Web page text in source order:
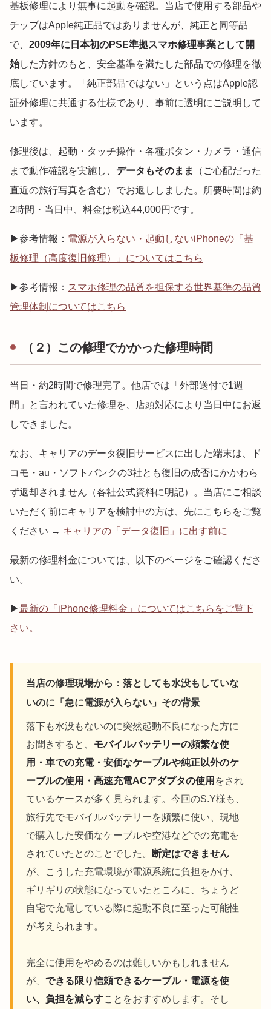
基板修理により無事に起動を確認。当店で使用する部品や
チップはApple純正品ではありませんが、純正と同等品
で、 2009年に日本初のPSE準拠スマホ修理事業として開
始した方針のもと、安全基準を満たした部品での修理を徹
底しています。「純正部品ではない」という点はApple認
証外修理に共通する仕様であり、事前に透明にご説明して
います。
修理後は、起動・タッチ操作・各種ボタン・カメラ・通信
まで動作確認を実施し、 データもそのまま
（ご心配だった
直近の旅行写真を含む）でお返ししました。所要時間は約
2時間・当日中、料金は税込44,000円です。
▶参考情報： 電源が入らない・起動しないiPhoneの「基
板修理（高度復旧修理）」についてはこちら
▶参考情報： スマホ修理の品質を担保する世界基準の品質
管理体制についてはこちら
（２）この修理でかかった修理時間
当日・約2時間で修理完了。他店では「外部送付で1週
間」と言われていた修理を、店頭対応により当日中にお返
しできました。
なお、キャリアのデータ復旧サービスに出した端末は、ド
コモ・au・ソフトバンクの3社とも復旧の成否にかかわら
ず返却されません（各社公式資料に明記）。当店にご相談
いただく前にキャリアを検討中の方は、先にこちらをご覧
ください → キャリアの「データ復旧」に出す前に
最新の修理料金については、以下のページをご確認くださ
い。
▶最新の「iPhone修理料金」についてはこちらをご覧下
さい。
当店の修理現場から：落としても水没もしていな
いのに「急に電源が入らない」その背景
落下も水没もないのに突然起動不良になった方に
お聞きすると、 モバイルバッテリーの頻繁な使
用・車での充電・安価なケーブルや純正以外のケ
ーブルの使用・高速充電ACアダプタの使用 をされ
ているケースが多く見られます。今回のS.Y様も、
旅行先でモバイルバッテリーを頻繁に使い、現地
で購入した安価なケーブルや空港などでの充電を
されていたとのことでした。
断定はできません
が、こうした充電環境が電源系統に負担をかけ、
ギリギリの状態になっていたところに、ちょうど
自宅で充電している際に起動不良に至った可能性
が考えられます。
完全に使用をやめるのは難しいかもしれません
が、 できる限り信頼できるケーブル・電源を使
い、負担を減らすことをおすすめします。そし